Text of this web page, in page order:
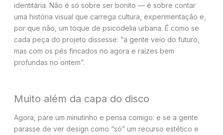
identitária. Não é só sobre ser bonito — é sobre contar
uma história visual que carrega cultura, experimentação e,
por que não, um toque de psicodelia urbana. É como se
cada peça do projeto dissesse: “a gente veio do futuro,
mas com os pés fincados no agora e raízes bem
profundas no ontem”.
Muito além da capa do disco
Agora, pare um minutinho e pensa comigo: e se a gente
parasse de ver design como “só” um recurso estético e